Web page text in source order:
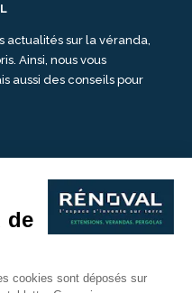
sur la véranda,
Ainsi, nous vous
aussi des conseils pour
Suisse | 26-27 Juin
aluminium
mesure